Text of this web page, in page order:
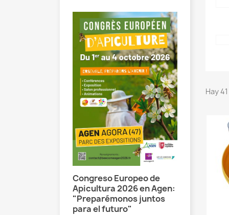
Congreso Europeo de
Apicultura 2026 en Agen:
"Preparémonos juntos
para el futuro"
MELIZA
vuelve
MELIZA,
celebra
del 19 al
Hay